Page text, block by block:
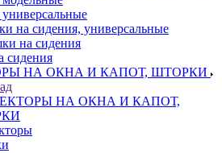
на сидения, универсальные
на сидения
сидения
НА ОКНА И КАПОТ, ШТОРКИ
НА ОКНА И КАПОТ,